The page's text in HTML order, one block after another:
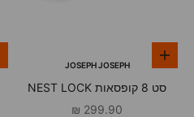
הוספה לסלJOSEPH JOSEPH
סט 8 קופסאות NEST LOCK
צבעוני עגול ומרובע
מחיר מבצע
299.90 ₪